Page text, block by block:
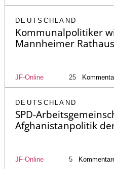
DEUTSCHLAND
Kommunalpolitiker
Mannheimer
JF-Online 25
DEUTSCHLAND
SPD-
Afghanistanpolitik
JF-Online 5